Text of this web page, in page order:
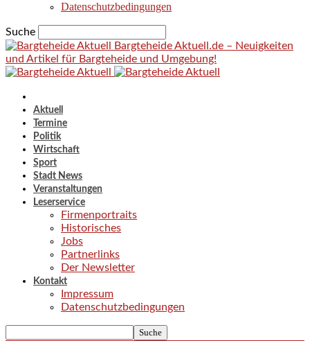
Datenschutzbedingungen
Suche
Bargteheide Aktuell.de – Neuigkeiten
und Artikel für Bargteheide und Umgebung!
Aktuell
Termine
Politik
Wirtschaft
Sport
Stadt News
Veranstaltungen
Leserservice
Firmenportraits
Historisches
Jobs
Partnerlinks
Der Newsletter
Kontakt
Impressum
Datenschutzbedingungen